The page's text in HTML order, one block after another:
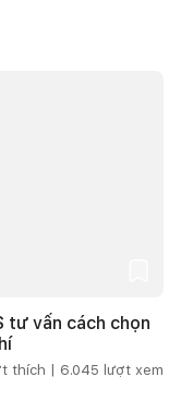
tư vấn cách chọn
thích | 6.045 lượt xem